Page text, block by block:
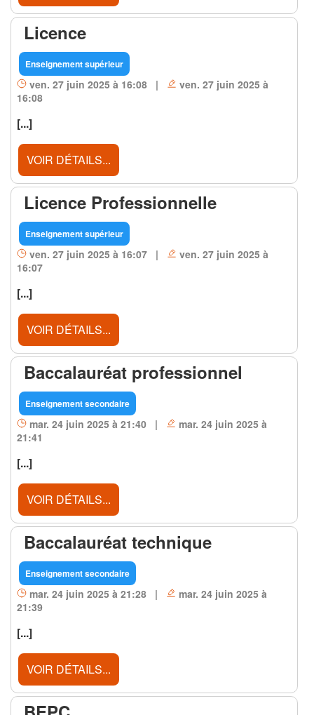
Licence
Enseignement supérieur
ven. 27 juin 2025 à 16:08 |
ven. 27 juin 2025 à
16:08
[...]
VOIR DÉTAILS...
Licence Professionnelle
Enseignement supérieur
ven. 27 juin 2025 à 16:07 |
ven. 27 juin 2025 à
16:07
[...]
VOIR DÉTAILS...
Baccalauréat professionnel
Enseignement secondaire
mar. 24 juin 2025 à 21:40 |
mar. 24 juin 2025 à
21:41
[...]
VOIR DÉTAILS...
Baccalauréat technique
Enseignement secondaire
mar. 24 juin 2025 à 21:28 |
mar. 24 juin 2025 à
21:39
[...]
VOIR DÉTAILS...